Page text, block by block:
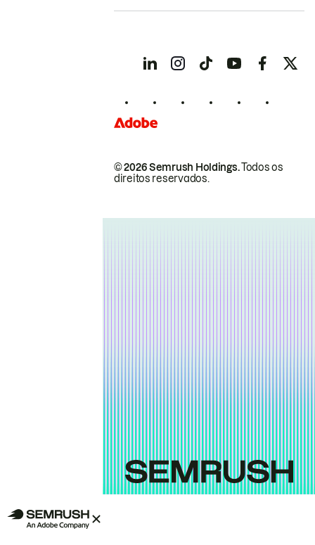
© 2026 Semrush Holdings.Todos os
direitos reservados.